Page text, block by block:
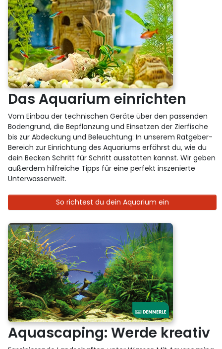
Das Aquarium einrichten
Vom Einbau der technischen Geräte über den passenden
Bodengrund, die Bepflanzung und Einsetzen der Zierfische
bis zur Abdeckung und Beleuchtung: In unserem Ratgeber-
Bereich zur Einrichtung des Aquariums erfährst du, wie du
dein Becken Schritt für Schritt ausstatten kannst. Wir geben
außerdem hilfreiche Tipps für eine perfekt inszenierte
Unterwasserwelt.
So richtest du dein Aquarium ein
Aquascaping: Werde kreativ